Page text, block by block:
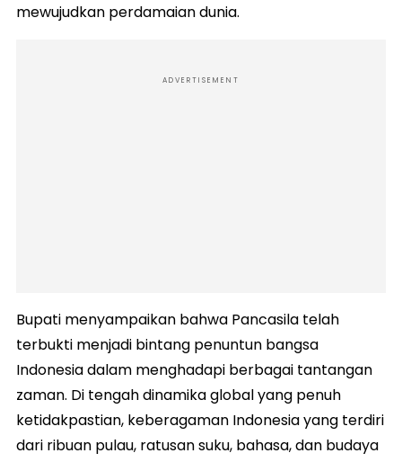
mewujudkan perdamaian dunia.
ADVERTISEMENT
​Bupati menyampaikan bahwa Pancasila telah
terbukti menjadi bintang penuntun bangsa
Indonesia dalam menghadapi berbagai tantangan
zaman. Di tengah dinamika global yang penuh
ketidakpastian, keberagaman Indonesia yang terdiri
dari ribuan pulau, ratusan suku, bahasa, dan budaya